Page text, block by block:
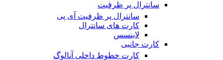
سانترال پر ظرفیت
سانترال پر ظرفیت آی پی
کارت های سانترال
لاینسس
کارت جانبی
کارت خطوط داخلی آنالوگ